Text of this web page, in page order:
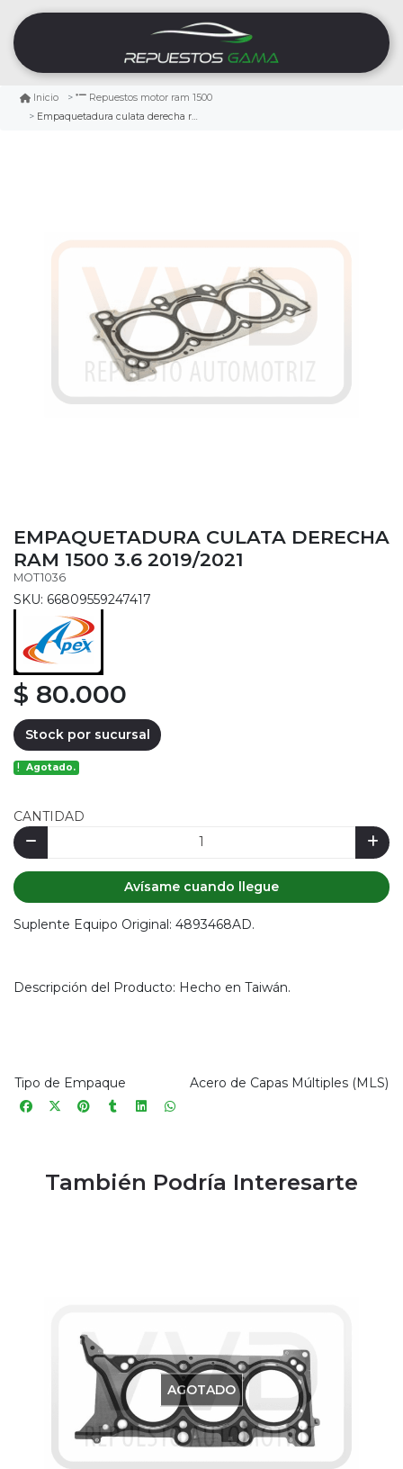
Inicio
Repuestos motor ram 1500
Empaquetadura culata derecha ram 1500 3.6 2019/2021
EMPAQUETADURA CULATA DERECHA
RAM 1500 3.6 2019/2021
MOT1036
SKU: 66809559247417
$ 80.000
Stock por sucursal
Agotado.
CANTIDAD
Avísame cuando llegue
Suplente Equipo Original: 4893468AD.
Descripción del Producto: Hecho en Taiwán.
Tipo de Empaque Acero de Capas Múltiples (MLS)
También Podría Interesarte
AGOTADO